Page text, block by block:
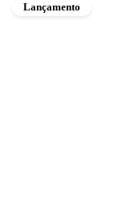
Lançamento